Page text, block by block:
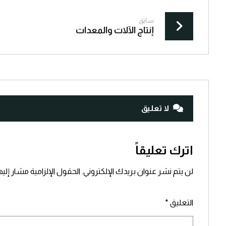
سابق
إنتاج الآلات والمعدات
لا تعليق
اترك تعليقاً
لن يتم نشر عنوان بريدك الإلكتروني. الحقول الإلزامية مشار
التعليق *